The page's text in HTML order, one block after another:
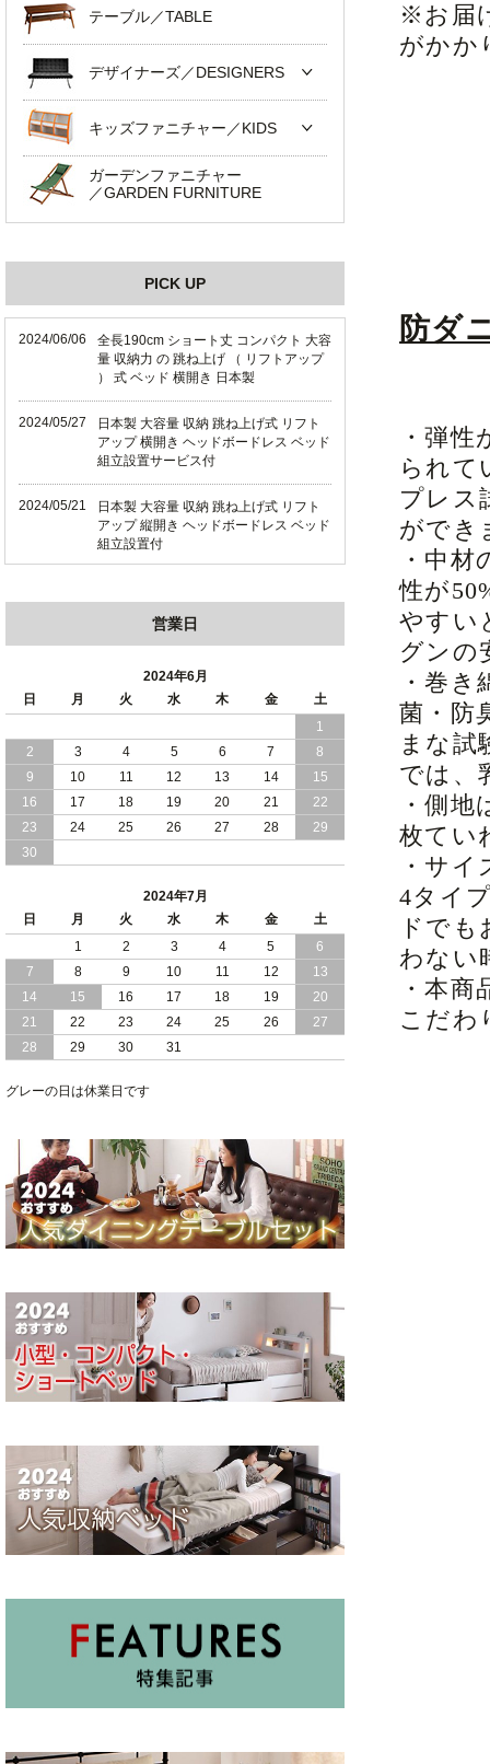
※お届
がかか
防ダ
・弾
られて
プレス
ができ
・中
性が
やすい
グンの
・巻
菌・防
まな試
では、
・側
枚てい
・サ
4タイ
ドで
わない
・本
こだわ
テーブル／TABLE
デザイナーズ／DESIGNERS
キッズファニチャー／KIDS
ガーデンファニチャー
／GARDEN FURNITURE
PICK UP
2024/06/06
全長190cm ショート丈 コンパクト 大容
量 収納力 の 跳ね上げ （ リフトアップ
） 式 ベッド 横開き 日本製
2024/05/27
日本製 大容量 収納 跳ね上げ式 リフト
アップ 横開き ヘッドボードレス ベッド
組立設置サービス付
2024/05/21
日本製 大容量 収納 跳ね上げ式 リフト
アップ 縦開き ヘッドボードレス ベッド
組立設置付
ド 組立設置 付き
日本製 収納 跳ね上げ式 リフトアップ
ベッド 縦開き ヘッドボード 組立設置サ
ービス付き
2024/04/23
すのこ の 床板 簡単 軽い コンパクトな
大容量 収納 跳ね上げ式 ベッド
2024/03/28
おすすめ クイーン キング ワイドキング
サイズ で 通気性ある すのこ仕様 大容
畳 仕様 で 敷き布団 が使える 引き出し
収納 付き 大容量 チェスト ベッド 日本
製 ヘッドボードなし
2024/02/23
畳 の 床面 で 敷き布団 で 寝られる 引き
出し 収納庫 付 大容量 チェスト ベッド
日本製
し 収納庫 付き チェスト ベッド 日本製
営業日
2024年6月
日
月 火 水 木 金
土
1
2
3 4 5 6 7
8
9
10 11 12 13 14
15
16
17 18 19 20 21
22
23
24 25 26 27 28
29
30
2024年7月
日
月 火 水 木 金
土
1
2 3 4 5
6
7
8 9 10 11 12
13
14
15 16 17 18 19
20
21
22 23 24 25 26
27
28
29 30 31
グレーの日は休業日です